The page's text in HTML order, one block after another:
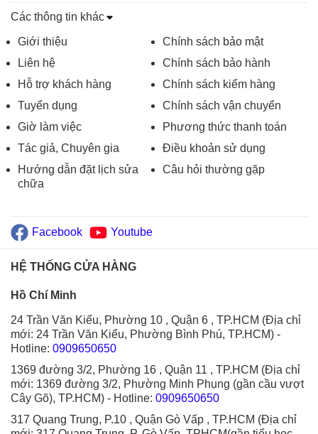
Các thông tin khác
Giới thiệu
Liên hệ
Hỗ trợ khách hàng
Tuyển dụng
Giờ làm việc
Tác giả, Chuyên gia
Hướng dẫn đặt lịch sửa
chữa
Chính sách bảo mật
Chính sách bảo hành
Chính sách kiểm hàng
Chính sách vận chuyển
Phương thức thanh toán
Điều khoản sử dụng
Câu hỏi thường gặp
Facebook Youtube
HỆ THỐNG CỬA HÀNG
Hồ Chí Minh
24 Trần Văn Kiểu, Phường 10 , Quận 6 , TP.HCM (Địa chỉ
mới: 24 Trần Văn Kiểu, Phường Bình Phú, TP.HCM) -
Hotline: 0909650650
1369 đường 3/2, Phường 16 , Quận 11 , TP.HCM (Địa chỉ
mới: 1369 đường 3/2, Phường Minh Phụng (gần cầu vượt
Cây Gõ), TP.HCM) - Hotline: 0909650650
317 Quang Trung, P.10 , Quận Gò Vấp , TP.HCM (Địa chỉ